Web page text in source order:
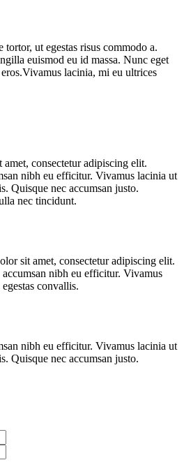
tortor, ut egestas risus commodo a.
euismod eu id massa. Nunc eget
lacinia, mi eu ultrices
consectetur adipiscing elit.
nibh eu efficitur. Vivamus lacinia ut
Quisque nec accumsan justo.
nec tincidunt.
sit amet, consectetur adipiscing elit.
nibh eu efficitur. Vivamus
convallis.
nibh eu efficitur. Vivamus lacinia ut
Quisque nec accumsan justo.